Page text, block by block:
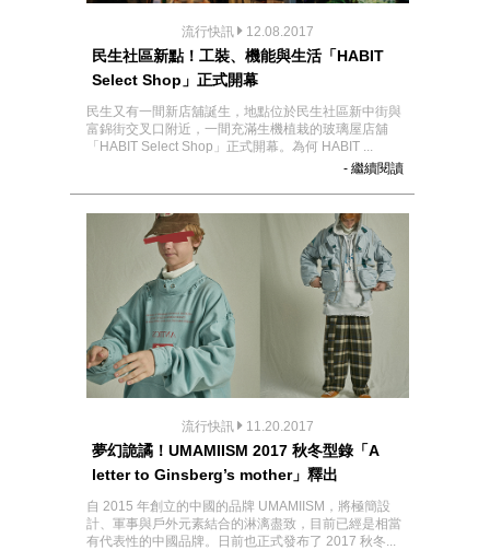
流行快訊 12.08.2017
民生社區新點！工裝、機能與生活「HABIT
Select Shop」正式開幕
民生又有一間新店舖誕生，地點位於民生社區新中街與
富錦街交叉口附近，一間充滿生機植栽的玻璃屋店舖
「HABIT Select Shop」正式開幕。為何 HABIT ...
- 繼續閱讀
流行快訊 11.20.2017
夢幻詭譎！UMAMIISM 2017 秋冬型錄「A
letter to Ginsberg’s mother」釋出
自 2015 年創立的中國的品牌 UMAMIISM，將極簡設
計、軍事與戶外元素結合的淋漓盡致，目前已經是相當
有代表性的中國品牌。日前也正式發布了 2017 秋冬...